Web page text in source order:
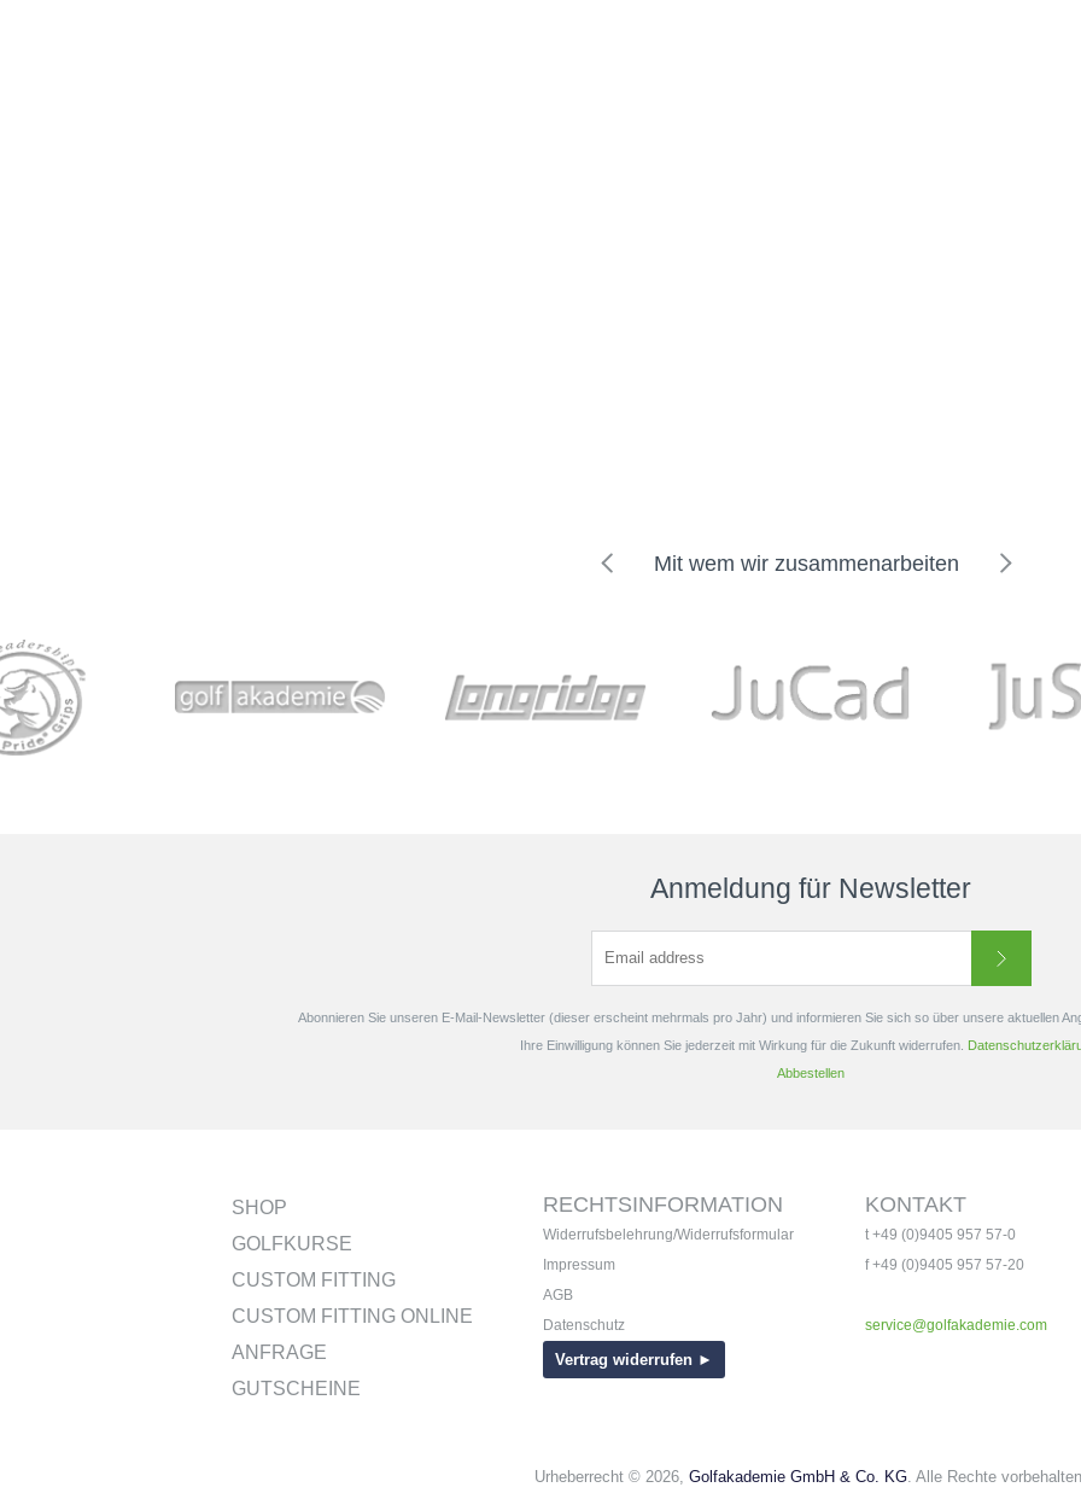
Mit wem wir zusammenarbeiten
Anmeldung für Newsletter
Abonnieren Sie unseren E-Mail-Newsletter (dieser erscheint mehrmals pro Jahr) und informieren Sie sich so über unsere aktuellen
Ihre Einwilligung können Sie jederzeit mit Wirkung für die Zukunft widerrufen.
Abbestellen
SHOP
GOLFKURSE
CUSTOM FITTING
CUSTOM FITTING ONLINE
ANFRAGE
GUTSCHEINE
RECHTSINFORMATION
Widerrufsbelehrung/Widerrufsformular
Impressum
AGB
Datenschutz
Vertrag widerrufen ►
KONTAKT
t +49 (0)9405 957 57-0
f +49 (0)9405 957 57-20
service@golfakademie.com
Urheberrecht © 2026, Golfakademie GmbH & Co. KG. Alle Rechte